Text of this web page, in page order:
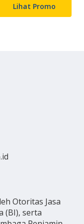
Lihat Promo
Otoritas Jasa
(BI), serta